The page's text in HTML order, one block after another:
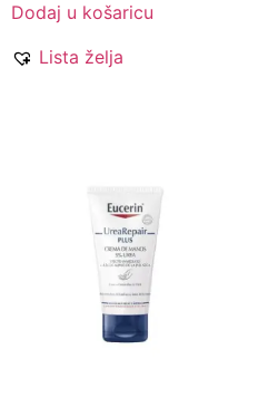
Dodaj u košaricu
Lista želja